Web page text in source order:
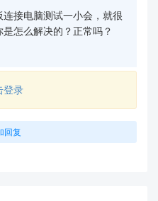
脸识别模组，具有金融
，FRR<2%），单
持活体检测，能有效防止
值功耗低于2.0W，请确
接电脑测试一小会，就很
怎么解决的？正常吗？
登录
回复